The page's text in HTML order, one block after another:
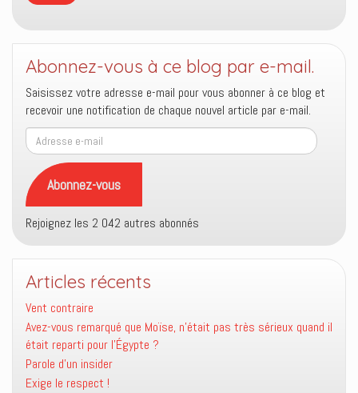
Abonnez-vous à ce blog par e-mail.
Saisissez votre adresse e-mail pour vous abonner à ce blog et
recevoir une notification de chaque nouvel article par e-mail.
Adresse
e-
mail
Abonnez-vous
Rejoignez les 2 042 autres abonnés
Articles récents
Vent contraire
Avez-vous remarqué que Moïse, n’était pas très sérieux quand il
était reparti pour l’Égypte ?
Parole d’un insider
Exige le respect !